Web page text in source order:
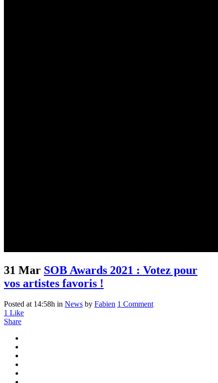
31 Mar SOB Awards 2021 : Votez pour
vos artistes favoris !
Posted at 14:58h in News by Fabien 1 Comment
1 Like
Share